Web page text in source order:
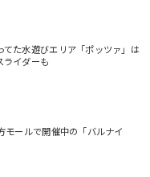
た水遊びエリア「ポッツァ」は
ライダーも
モールで開催中の「バルナイ